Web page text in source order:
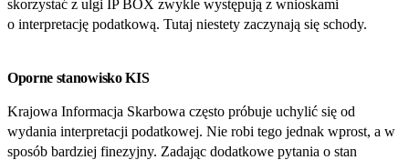
skorzystać z ulgi IP BOX zwykle występują z wnioskami
o interpretację podatkową. Tutaj niestety zaczynają się schody.
Oporne stanowisko KIS
Krajowa Informacja Skarbowa często próbuje uchylić się od
wydania interpretacji podatkowej. Nie robi tego jednak wprost, a w
sposób bardziej finezyjny. Zadając dodatkowe pytania o stan